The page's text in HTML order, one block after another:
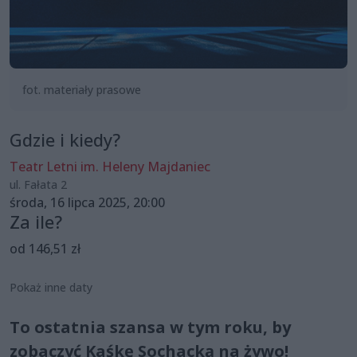
fot. materiały prasowe
Gdzie i kiedy?
Teatr Letni im. Heleny Majdaniec
ul. Fałata 2
środa, 16 lipca 2025, 20:00
Za ile?
od 146,51 zł
Pokaż inne daty
To ostatnia szansa w tym roku, by
zobaczyć Kaśkę Sochacką na żywo!